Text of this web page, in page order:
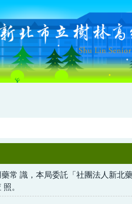
常 識，本局委託「社團法人新北
。